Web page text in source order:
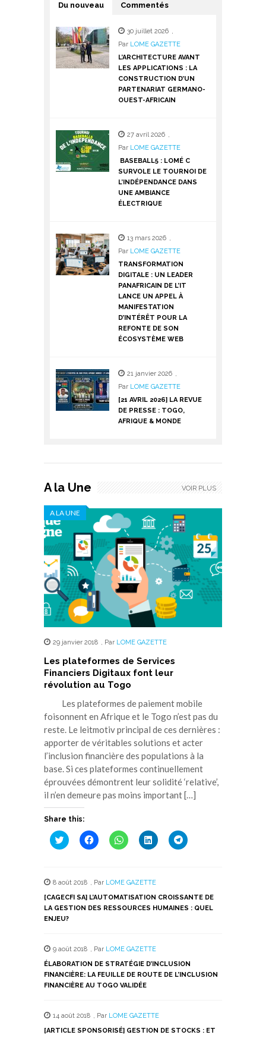
Du nouveau Commentés
30 juillet 2026 ,
Par LOME GAZETTE
L’ARCHITECTURE AVANT
LES APPLICATIONS : LA
CONSTRUCTION D’UN
PARTENARIAT GERMANO-
OUEST-AFRICAIN
27 avril 2026 ,
Par LOME GAZETTE
BASEBALL5 : LOMÉ C
SURVOLE LE TOURNOI DE
L’INDÉPENDANCE DANS
UNE AMBIANCE
ÉLECTRIQUE
13 mars 2026 ,
Par LOME GAZETTE
TRANSFORMATION
DIGITALE : UN LEADER
PANAFRICAIN DE L’IT
LANCE UN APPEL À
MANIFESTATION
D’INTÉRÊT POUR LA
REFONTE DE SON
ÉCOSYSTÈME WEB
21 janvier 2026 ,
Par LOME GAZETTE
[21 AVRIL 2026] LA REVUE
DE PRESSE : TOGO,
AFRIQUE & MONDE
A la Une
A LA UNE
29 janvier 2018 , Par LOME GAZETTE
Les plateformes de Services
Financiers Digitaux font leur
révolution au Togo
Les plateformes de paiement mobile
foisonnent en Afrique et le Togo n’est pas du
reste. Le leitmotiv principal de ces dernières :
apporter de véritables solutions et acter
l’inclusion financière des populations à la
base. Si ces plateformes continuellement
éprouvées démontrent leur solidité ‘relative’,
il n’en demeure pas moins important […]
Share this:
Cliquez
pour
une
nouvelle
fenêtre)
Cliquez
pour
une
nouvelle
fenêtre)
Cliquez
pour
une
nouvelle
fenêtre)
Cliquez
pour
une
nouvelle
fenêtre)
Cliquez
pour
nouvelle
fenêtre)
8 août 2018 , Par LOME GAZETTE
[CAGECFI SA] L’AUTOMATISATION CROISSANTE DE
LA GESTION DES RESSOURCES HUMAINES : QUEL
ENJEU?
9 août 2018 , Par LOME GAZETTE
ÉLABORATION DE STRATÉGIE D’INCLUSION
FINANCIÈRE: LA FEUILLE DE ROUTE DE L’INCLUSION
FINANCIÈRE AU TOGO VALIDÉE
14 août 2018 , Par LOME GAZETTE
[ARTICLE SPONSORISÉ] GESTION DE STOCKS : ET
VOIR PLUS